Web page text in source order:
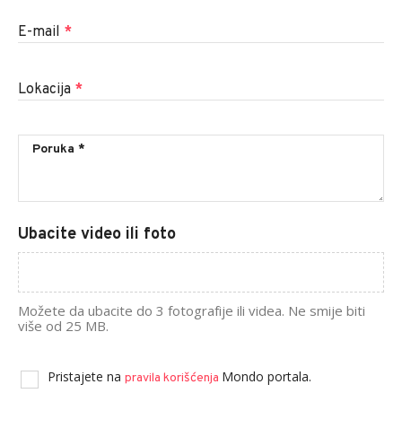
E-mail *
Lokacija *
Ubacite video ili foto
Možete da ubacite do 3 fotografije ili videa. Ne smije biti
više od 25 MB.
Pristajete na pravila korišćenja Mondo portala.